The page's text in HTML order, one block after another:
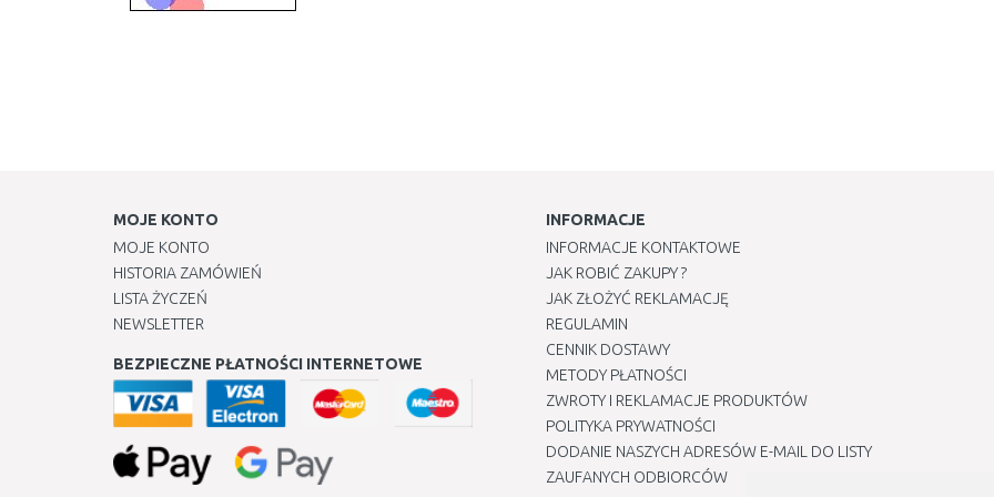
MOJE KONTO
MOJE KONTO
HISTORIA ZAMÓWIEŃ
LISTA ŻYCZEŃ
NEWSLETTER
BEZPIECZNE PŁATNOŚCI INTERNETOWE
INFORMACJE
INFORMACJE KONTAKTOWE
JAK ROBIĆ ZAKUPY ?
JAK ZŁOŻYĆ REKLAMACJĘ
REGULAMIN
CENNIK DOSTAWY
METODY PŁATNOŚCI
ZWROTY I REKLAMACJE PRODUKTÓW
POLITYKA PRYWATNOŚCI
DODANIE NASZYCH ADRESÓW E-MAIL DO LISTY
ZAUFANYCH ODBIORCÓW